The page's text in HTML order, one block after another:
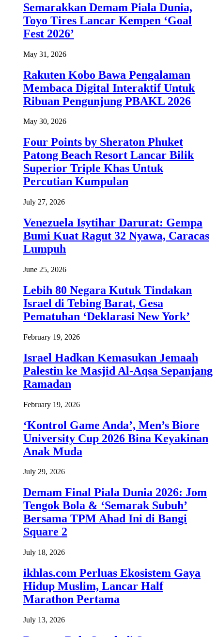
Semarakkan Demam Piala Dunia,
Toyo Tires Lancar Kempen ‘Goal
Fest 2026’
May 31, 2026
Rakuten Kobo Bawa Pengalaman
Membaca Digital Interaktif Untuk
Ribuan Pengunjung PBAKL 2026
May 30, 2026
Four Points by Sheraton Phuket
Patong Beach Resort Lancar Bilik
Superior Triple Khas Untuk
Percutian Kumpulan
July 27, 2026
Venezuela Isytihar Darurat: Gempa
Bumi Kuat Ragut 32 Nyawa, Caracas
Lumpuh
June 25, 2026
Lebih 80 Negara Kutuk Tindakan
Israel di Tebing Barat, Gesa
Pematuhan ‘Deklarasi New York’
February 19, 2026
Israel Hadkan Kemasukan Jemaah
Palestin ke Masjid Al-Aqsa Sepanjang
Ramadan
February 19, 2026
‘Kontrol Game Anda’, Men’s Biore
University Cup 2026 Bina Keyakinan
Anak Muda
July 29, 2026
Demam Final Piala Dunia 2026: Jom
Tengok Bola & ‘Semarak Subuh’
Bersama TPM Ahad Ini di Bangi
Square 2
July 18, 2026
ikhlas.com Perluas Ekosistem Gaya
Hidup Muslim, Lancar Half
Marathon Pertama
July 13, 2026